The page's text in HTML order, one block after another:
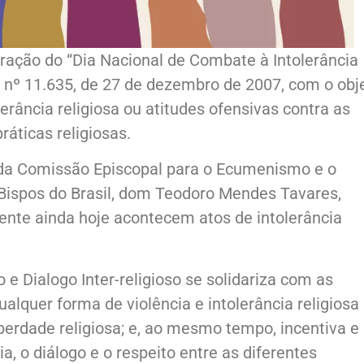
do “Dia Nacional de Combate à Intolerância
11.635, de 27 de dezembro de 2007, com o
religiosa ou atitudes ofensivas contra as
religiosas.
Comissão Episcopal para o Ecumenismo e o
do Brasil, dom Teodoro Mendes Tavares,
ainda hoje acontecem atos de intolerância
e Dialogo Inter-religioso se solidariza com as
forma de violência e intolerância religiosa
religiosa; e, ao mesmo tempo, incentiva e
o diálogo e o respeito entre as diferentes